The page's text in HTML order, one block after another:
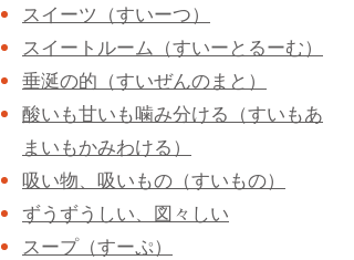
スイーツ（すいーつ）
スイートルーム（すいーとるーむ）
垂涎の的（すいぜんのまと）
酸いも甘いも噛み分ける（すいもあ
まいもかみわける）
吸い物、吸いもの（すいもの）
ずうずうしい、図々しい
スープ（すーぷ）